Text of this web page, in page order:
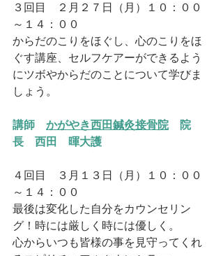
３回目　２月２７日（月）１０：００
～１４：００
からだのこりをほぐし、心のこりをほ
ぐす講座、セルフケアーができるよう
にツボやからだのことについて学びま
しょう。
講師 かがやき西田鍼灸接骨院 院
長　西田　暉大護
４回目　３月１３日（月）１０：００
～１４：００
最後は変化した自分をカウンセリン
グ！時には厳しく時には優しく。
心からいつも皆様の事を見守ってくれ